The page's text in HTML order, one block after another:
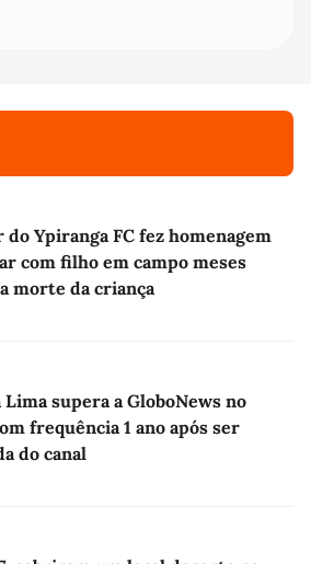
do Ypiranga FC fez homenagem
com filho em campo meses
morte da criança
Lima supera a GloboNews no
frequência 1 ano após ser
do canal